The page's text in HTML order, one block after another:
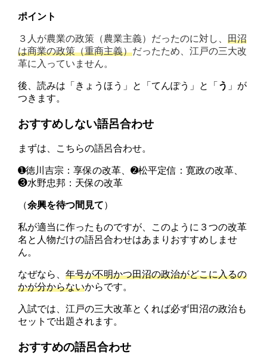
ポイント
３人が農業の政策（農業主義）だったのに対し、田沼
は商業の政策（重商主義）だったため、江戸の三大改
革に入っていません。
後、読みは「きょうほう」と「てんぽう」と「 う 」が
つきます。
おすすめしない語呂合わせ
まずは、こちらの語呂合わせ。
➊徳川吉宗：享保の改革、➋松平定信：寛政の改革、
❸水野忠邦： 天保の改革
（余興を待つ間見て）
私が適当に作ったものですが、このように３つの改革
名と人物だけの語呂合わせはあまりおすすめしませ
ん。
なぜなら、年号が不明かつ田沼の政治がどこに入るの
かが分からないからです。
入試では、江戸の三大改革とくれば必ず田沼の政治も
セットで出題されます。
おすすめの語呂合わせ